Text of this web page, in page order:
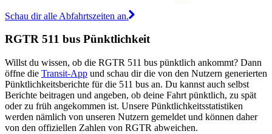
Schau dir alle Abfahrtszeiten an.
RGTR 511 bus Pünktlichkeit
Willst du wissen, ob die RGTR 511 bus pünktlich ankommt? Dann
öffne die Transit-App und schau dir die von den Nutzern generierten
Pünktlichkeitsberichte für die 511 bus an. Du kannst auch selbst
Berichte beitragen und angeben, ob deine Fahrt pünktlich, zu spät
oder zu früh angekommen ist. Unsere Pünktlichkeitsstatistiken
werden nämlich von unseren Nutzern gemeldet und können daher
von den offiziellen Zahlen von RGTR abweichen.